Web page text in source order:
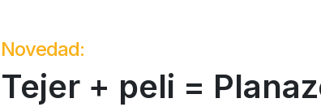
Novedad:
Tejer + peli =